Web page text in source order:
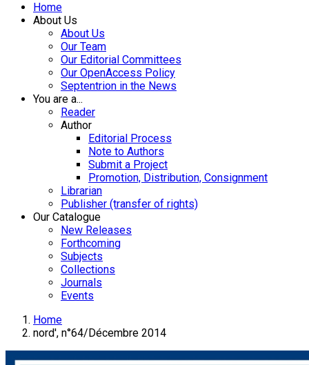
Home
About Us
About Us
Our Team
Our Editorial Committees
Our OpenAccess Policy
Septentrion in the News
You are a...
Reader
Author
Editorial Process
Note to Authors
Submit a Project
Promotion, Distribution, Consignment
Librarian
Publisher (transfer of rights)
Our Catalogue
New Releases
Forthcoming
Subjects
Collections
Journals
Events
Home
nord', n°64/Décembre 2014